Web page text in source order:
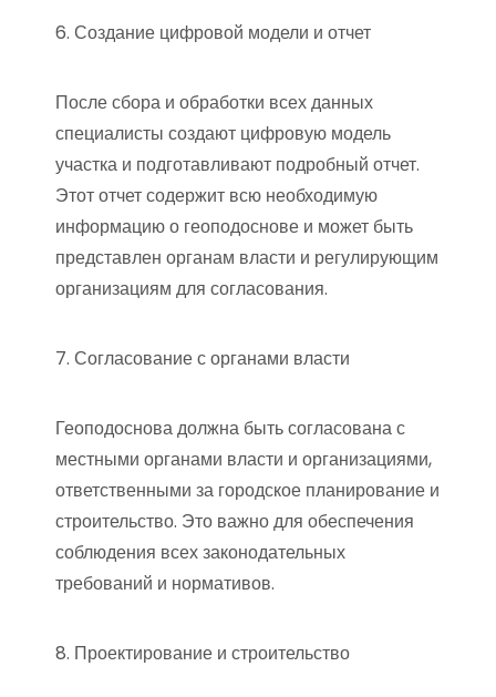
6. Создание цифровой модели и отчет
После сбора и обработки всех данных
специалисты создают цифровую модель
участка и подготавливают подробный отчет.
Этот отчет содержит всю необходимую
информацию о геоподоснове и может быть
представлен органам власти и регулирующим
организациям для согласования.
7. Согласование с органами власти
Геоподоснова должна быть согласована с
местными органами власти и организациями,
ответственными за городское планирование и
строительство. Это важно для обеспечения
соблюдения всех законодательных
требований и нормативов.
8. Проектирование и строительство